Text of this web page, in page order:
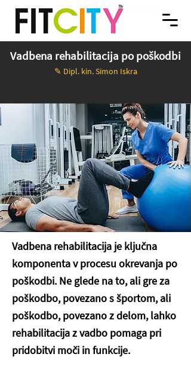
FITCITY Fitnes center v mestu | Gym & Spinning
FITNES. OSEBNO TRENERSTVO. VODENE VADBE Ljubljana. SPINNING®. FITCITY Fitnes
center & Gym v Ljubljani je sodoben fitnes v centru Ljubljane, ki spodbuja zdrav način
življenja skozi kvalitetno rekreacijo in športne storitve, ki popestrijo um, telo in duha.
Dobrodošli v FITCITY Fitnes & Gym, v centru Ljubljane! | We promote a Healthy lifestyle
through quality recreation and sports services that enrich Your Mind, Body and Spirit.
Welcome to FITCITY Fitness Gym in City Center Ljubljana!
Vadbena rehabilitacija po poškodbi
✎ Dipl. kin. Simon Iskra
Vadbena rehabilitacija je ključna
komponenta v procesu okrevanja po
poškodbi. Ne glede na to, ali gre za
poškodbo, povezano s športom, ali
poškodbo, povezano z delom, lahko
rehabilitacija z vadbo pomaga pri
pridobitvi moči in funkcije.